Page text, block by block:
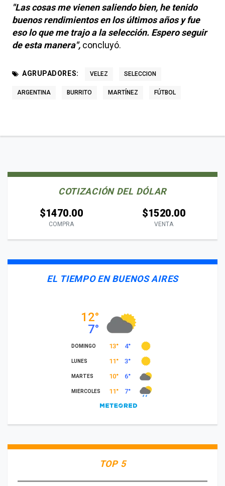
"Las cosas me vienen saliendo bien, he tenido
buenos rendimientos en los últimos años y fue
eso lo que me trajo a la selección. Espero seguir
de esta manera", concluyó.
AGRUPADORES: VELEZ SELECCION
ARGENTINA BURRITO MARTÍNEZ FÚTBOL
COTIZACIÓN DEL DÓLAR
$1470.00
COMPRA
$1520.00
VENTA
EL TIEMPO EN BUENOS AIRES
TOP 5